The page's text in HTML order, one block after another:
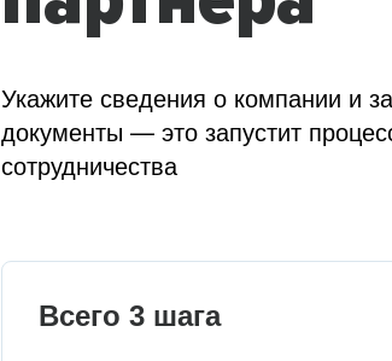
Укажите сведения о компании и
документы — это запустит
сотрудничества
Всего 3 шага